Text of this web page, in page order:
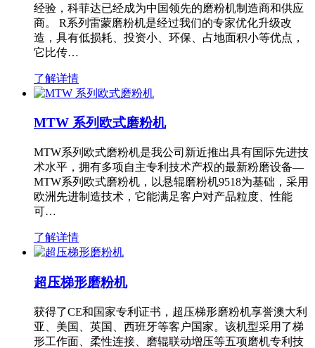
经验，科菲达已经成为中国领先的磨粉机制造商和供应
商。 R系列雷蒙磨粉机是经过我们的专家优化升级改
造，具有低损耗、投资小、环保、占地面积小等优点，
它比传…
了解详情
MTW 系列欧式磨粉机
MTW系列欧式磨粉机是我公司新近推出具有国际先进技
术水平，拥有多项自主专利技术产权的最新粉磨设备—
MTW系列欧式磨粉机，以悬辊磨粉机9518为基础，采用
欧洲先进制造技术，它能满足客户对产品粒度、性能
可…
了解详情
超压梯形磨粉机
获得了CE和国家专利证书，超压梯形磨粉机享誉澳大利
亚、美国、英国、西班牙等客户国家。该机型采用了梯
形工作面、柔性连接、磨辊联动增压等五项磨机专利技